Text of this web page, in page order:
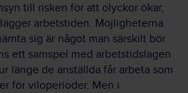
till risken för att olyckor ökar,
arbetstiden. Möjligheterna
sig är något man särskilt bör
ett samspel med arbetstidslagen
länge de anställda får arbeta som
för viloperioder. Men i